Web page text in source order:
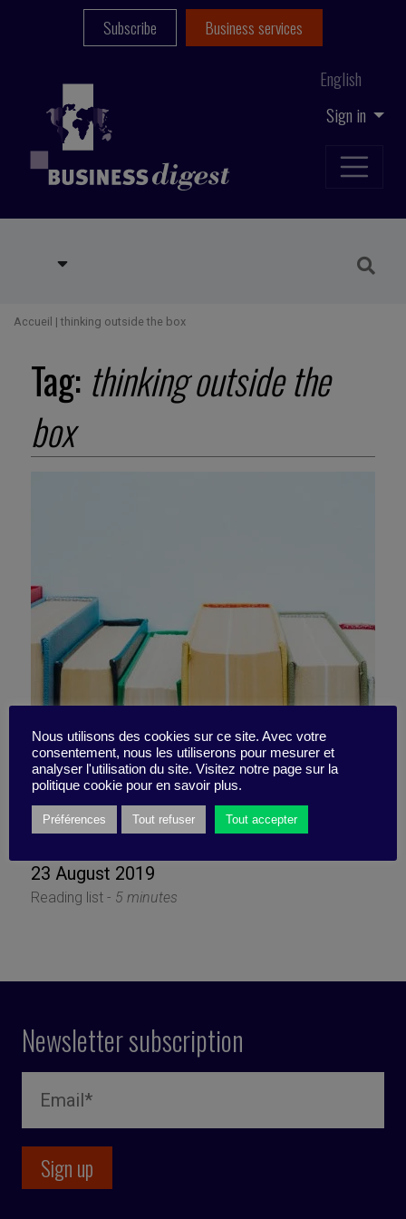
Sign in
English
Subscribe Business services
Accueil | thinking outside the box
Tag: thinking outside the
box
10 not-to-miss books –
Focus on slow working
23 August 2019
Reading list - 5 minutes
Newsletter subscription
Nous utilisons des cookies sur ce site. Avec votre
consentement, nous les utiliserons pour mesurer et
analyser l'utilisation du site. Visitez notre page sur la
politique cookie pour en savoir plus.
Préférences Tout refuser Tout accepter